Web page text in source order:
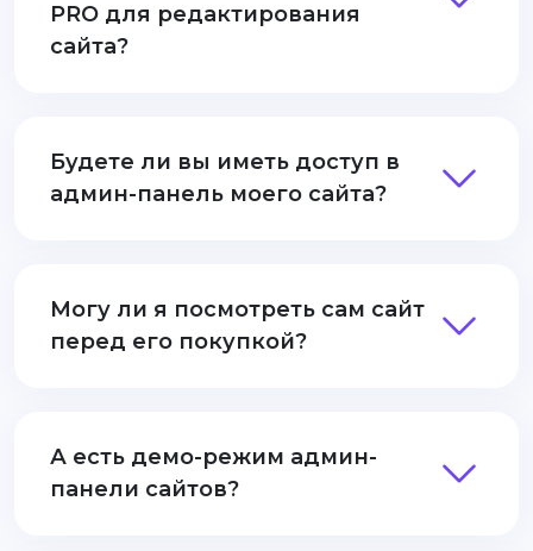
PRO для редактирования
сайта?
Будете ли вы иметь доступ в
админ-панель моего сайта?
Могу ли я посмотреть сам сайт
перед его покупкой?
А есть демо-режим админ-
панели сайтов?